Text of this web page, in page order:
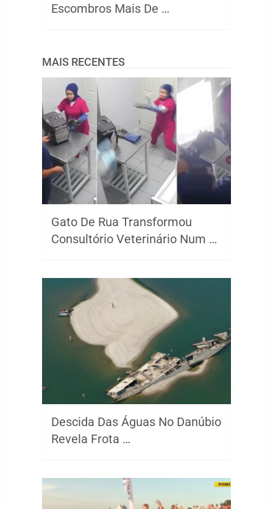
Escombros Mais De …
MAIS RECENTES
Gato De Rua Transformou
Consultório Veterinário Num …
Descida Das Águas No Danúbio
Revela Frota …